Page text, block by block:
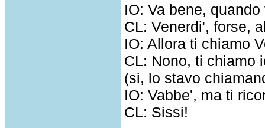
IO: Va bene,
CL: Venerdi', forse,
IO: Allora ti chiamo
CL: Nono, ti chiamo
(si, lo stavo
IO: Vabbe', ma ti
CL: Sissi!